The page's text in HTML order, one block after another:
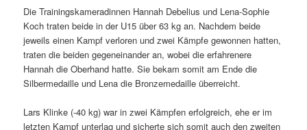
Die Trainingskameradinnen Hannah Debelius und Lena-Sophie
Koch traten beide in der U15 über 63 kg an. Nachdem beide
jeweils einen Kampf verloren und zwei Kämpfe gewonnen hatten,
traten die beiden gegeneinander an, wobei die erfahrenere
Hannah die Oberhand hatte. Sie bekam somit am Ende die
Silbermedaille und Lena die Bronzemedaille überreicht.
Lars Klinke (-40 kg) war in zwei Kämpfen erfolgreich, ehe er im
letzten Kampf unterlag und sicherte sich somit auch den zweiten